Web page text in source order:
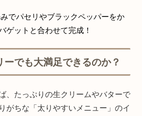
でパセリやブラックペッパーをか
ゲットと合わせて完成！
ーでも大満足できるのか？
、たっぷりの生クリームやバターで
がちな「太りやすいメニュー」のイ